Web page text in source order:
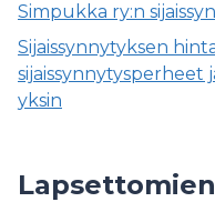
Simpukka ry:n
Sijaissynnytyksen
sijaissynnytysperheet
yksin